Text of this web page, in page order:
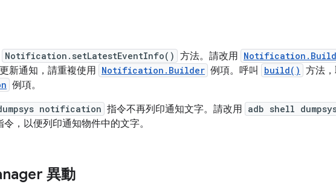
Notification.setLatestEventInfo() 方法。請改用
新通知，請重複使用 Notification.Builder 例項。呼叫 build() 方法
例項。
notification 指令不再列印通知文字。請改用 adb shell
令，以便列印通知物件中的文字。
異動